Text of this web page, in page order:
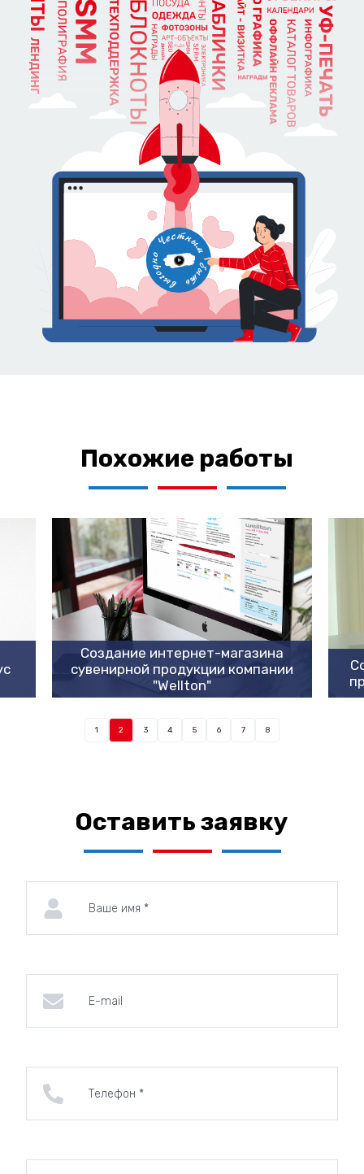
Похожие работы
Создание интернет-магазина
сувенирной продукции компании
"Wellton"
1 2 3 4 5 6 7 8
Оставить заявку